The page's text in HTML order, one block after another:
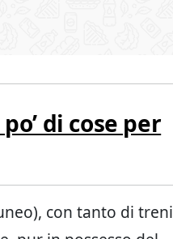
di cose per
con tanto di treni